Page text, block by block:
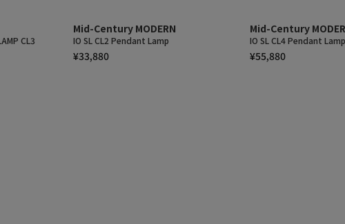
CL3
Mid-Century MODERN
IO SL CL2 Pendant Lamp
¥33,880
Mid-Century
IO SL CL4 Pendant Lamp
¥55,880